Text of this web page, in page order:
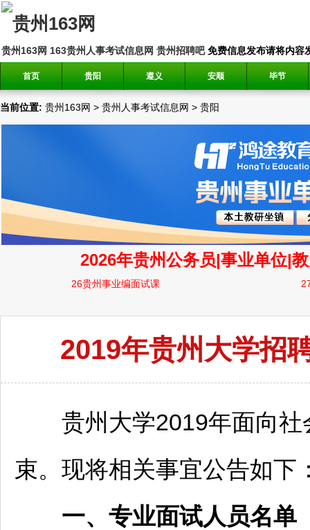
贵州163网 163贵州人事考试信息网 贵州招聘吧免费信息发布请将内容
首页 贵阳 遵义 安顺 毕节
当前位置: 贵州163网 > 贵州人事考试信息网 > 贵阳
2019年贵州大学招
贵州大学2019年面向社
束。现将相关事宜公告如下
一、专业面试人员名单